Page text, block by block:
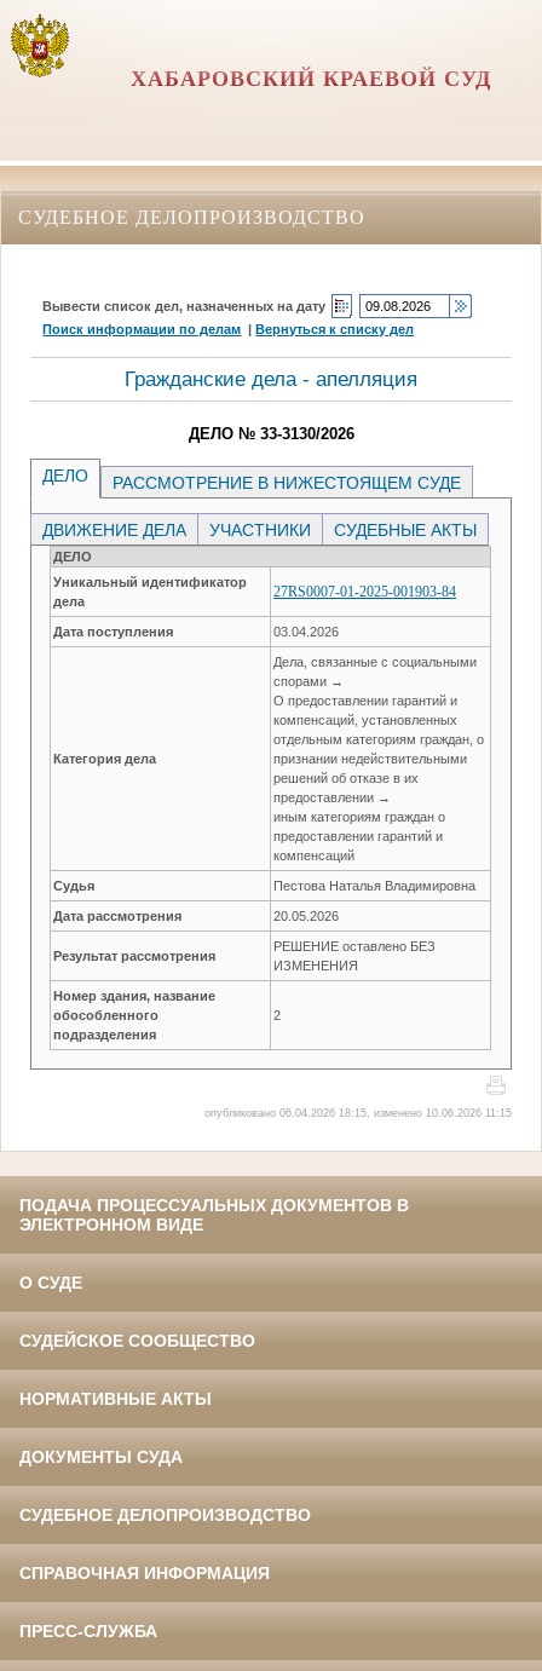
ХАБАРОВСКИЙ КРАЕВОЙ СУД
СУДЕБНОЕ ДЕЛОПРОИЗВОДСТВО
Вывести список дел, назначенных на дату
Поиск информации по делам |Вернуться к списку дел
Гражданские дела - апелляция
ДЕЛО № 33-3130/2026
ДЕЛО РАССМОТРЕНИЕ В НИЖЕСТОЯЩЕМ СУДЕ
ДВИЖЕНИЕ ДЕЛА УЧАСТНИКИ СУДЕБНЫЕ АКТЫ
ДЕЛО
Уникальный идентификатор
дела
27RS0007-01-2025-001903-84
Дата поступления 03.04.2026
Категория дела
Дела, связанные с социальными
спорами →
О предоставлении гарантий и
компенсаций, установленных
отдельным категориям граждан, о
признании недействительными
решений об отказе в их
предоставлении →
иным категориям граждан о
предоставлении гарантий и
компенсаций
Судья Пестова Наталья Владимировна
Дата рассмотрения 20.05.2026
Результат рассмотрения
РЕШЕНИЕ оставлено БЕЗ
ИЗМЕНЕНИЯ
Номер здания, название
обособленного
подразделения
2
опубликовано 06.04.2026 18:15, изменено 10.06.2026 11:15
ПОДАЧА ПРОЦЕССУАЛЬНЫХ ДОКУМЕНТОВ В
ЭЛЕКТРОННОМ ВИДЕ
О СУДЕ
СУДЕЙСКОЕ СООБЩЕСТВО
НОРМАТИВНЫЕ АКТЫ
ДОКУМЕНТЫ СУДА
СУДЕБНОЕ ДЕЛОПРОИЗВОДСТВО
СПРАВОЧНАЯ ИНФОРМАЦИЯ
ПРЕСС-СЛУЖБА